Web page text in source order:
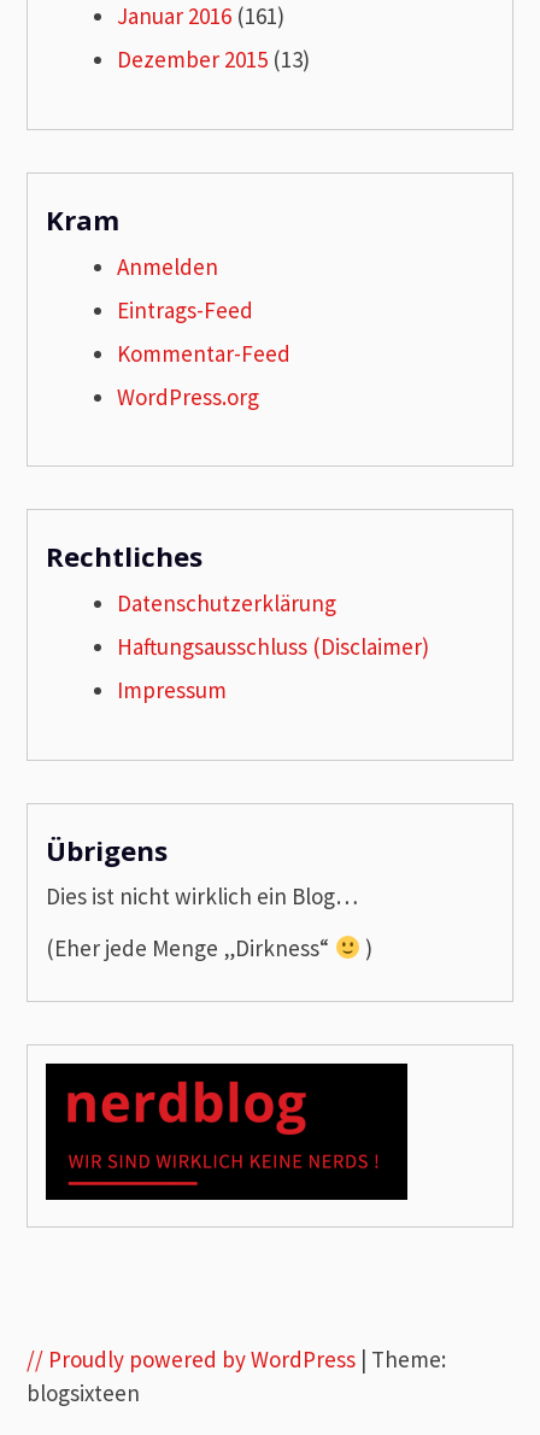
Januar 2016 (161)
Dezember 2015 (13)
Kram
Anmelden
Eintrags-Feed
Kommentar-Feed
WordPress.org
Rechtliches
Datenschutzerklärung
Haftungsausschluss (Disclaimer)
Impressum
Übrigens
Dies ist nicht wirklich ein Blog…
(Eher jede Menge „Dirkness“
)
// Proudly powered by WordPress | Theme:
blogsixteen